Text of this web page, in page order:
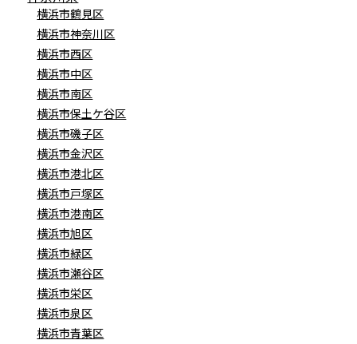
横浜市鶴見区
横浜市神奈川区
横浜市西区
横浜市中区
横浜市南区
横浜市保土ケ谷区
横浜市磯子区
横浜市金沢区
横浜市港北区
横浜市戸塚区
横浜市港南区
横浜市旭区
横浜市緑区
横浜市瀬谷区
横浜市栄区
横浜市泉区
横浜市青葉区